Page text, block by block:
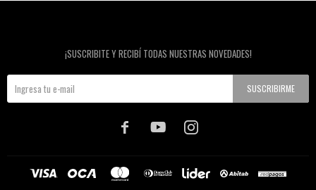
¡SUSCRIBITE Y RECIBÍ TODAS NUESTRAS NOVEDADES!
SUSCRIBIRME
  